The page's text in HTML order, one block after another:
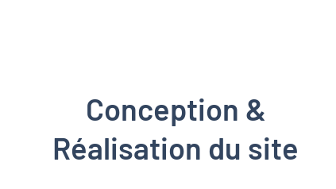
Conception &
Réalisation du site